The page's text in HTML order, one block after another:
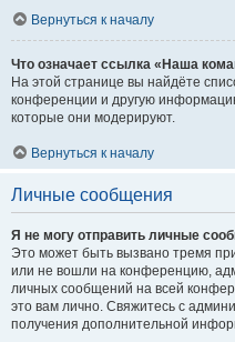
Вернуться к началу
Что означает ссылка «Наша
На этой странице вы найдёте
конференции и другую
которые они модерируют.
Вернуться к началу
Личные сообщения
Я не могу отправить личные
Это может быть вызвано тремя
или не вошли на конференцию,
личных сообщений на всей
это вам лично. Свяжитесь с
получения дополнительной